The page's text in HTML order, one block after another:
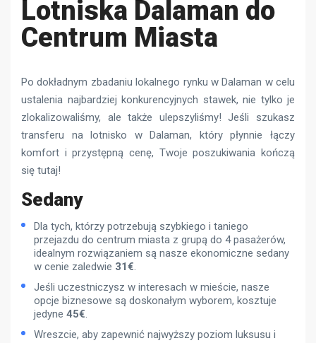
Lotniska Dalaman do
Centrum Miasta
Po dokładnym zbadaniu lokalnego rynku w Dalaman w celu
ustalenia najbardziej konkurencyjnych stawek, nie tylko je
zlokalizowaliśmy, ale także ulepszyliśmy! Jeśli szukasz
transferu na lotnisko w Dalaman, który płynnie łączy
komfort i przystępną cenę, Twoje poszukiwania kończą
się tutaj!
Sedany
Dla tych, którzy potrzebują szybkiego i taniego
przejazdu do centrum miasta z grupą do 4 pasażerów,
idealnym rozwiązaniem są nasze ekonomiczne sedany
w cenie zaledwie 31€.
Jeśli uczestniczysz w interesach w mieście, nasze
opcje biznesowe są doskonałym wyborem, kosztuje
jedyne 45€.
Wreszcie, aby zapewnić najwyższy poziom luksusu i